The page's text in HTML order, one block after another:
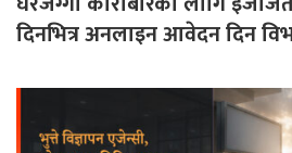
दिनभित्र अनलाइन आवेदन दिन